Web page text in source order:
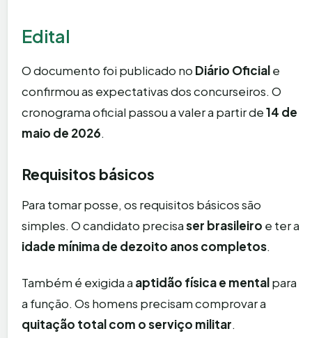
Edital
O documento foi publicado no Diário Oficiale
confirmou as expectativas dos concurseiros. O
cronograma oficial passou a valer a partir de14 de
maio de 2026.
Requisitos básicos
Para tomar posse, os requisitos básicos são
simples. O candidato precisaser brasileiro e ter a
idade mínima de dezoito anos completos.
Também é exigida a aptidão física e mentalpara
a função. Os homens precisam comprovar a
quitação total com o serviço militar.